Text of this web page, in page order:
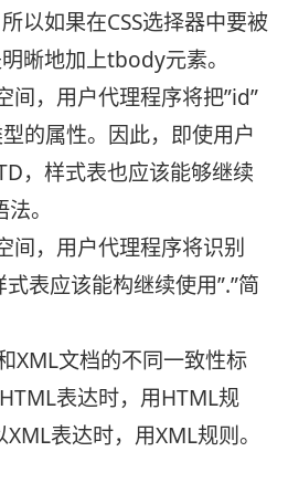
以如果在CSS选择器中要被
晰地加上tbody元素。
间，用户代理程序将把”id”
的属性。因此，即使用户
，样式表也应该能够继续
。
间，用户代理程序将识别
表应该能构继续使用”.”简
XML文档的不同一致性标
表达时，用HTML规
表达时，用XML规则。